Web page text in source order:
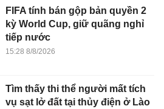
FIFA tính bán gộp bản quyền 2
kỳ World Cup, giữ quãng nghỉ
tiếp nước
15:28 8/8/2026
Tìm thấy thi thể người mất tích
vụ sạt lở đất tại thủy điện ở Lào